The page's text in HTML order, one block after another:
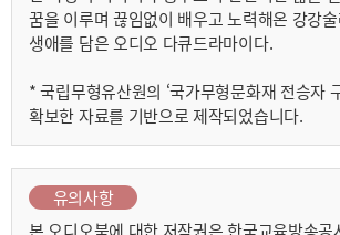
제3화, 마음과 뜻만 맞으면 잘 할 수 있어
나레이션 // 이 프로그램은 국립무형유산
구술 채록한 자료를 바탕으로
EBS가 오디오 자서전으로 재구성하였습
<최소심 보유자의 전수생으로 들어가다>
#1. 1976년, 진도군 군내면 둔전리, 최소
꿈을 이루며 끊임없이 배우고 노력해온 강강
생애를 담은 오디오 다큐드라마이다.
* 국립무형유산원의 ‘국가무형문화재 전승자
확보한 자료를 기반으로 제작되었습니다.
유의사항